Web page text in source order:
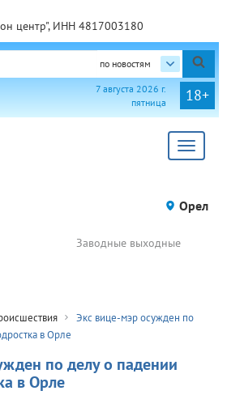
центр", ИНН 4817003180
по новостям
18+
7 августа 2026 г.
пятница
Toggle
Орел
Заводные выходные
Экс вице-мэр осужден по
в Орле
по делу о падении
в Орле